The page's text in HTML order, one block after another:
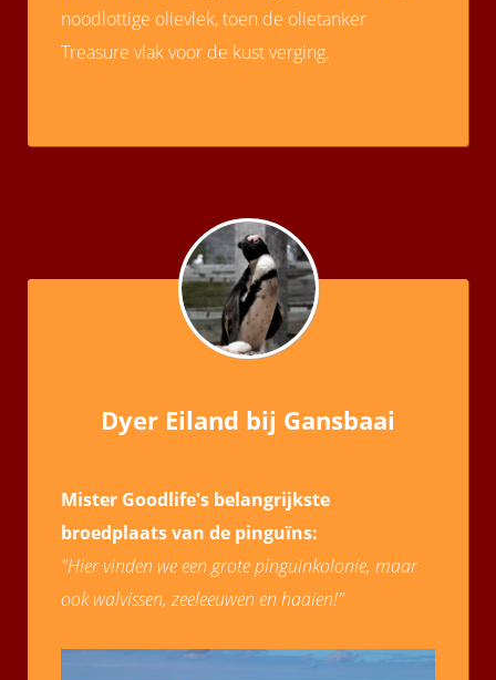
noodlottige olievlek, toen de olietanker
Treasure vlak voor de kust verging.
Dyer Eiland bij Gansbaai
Mister Goodlife's belangrijkste
broedplaats van de pinguïns:
"Hier vinden we een grote pinguïnkolonie, maar
ook walvissen, zeeleeuwen en haaien!"